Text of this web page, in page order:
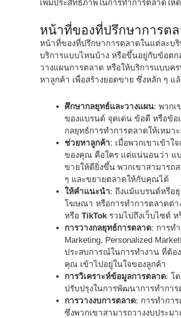
เพิ่มประสิทธิภาพในการทำการตลาดให้
หน้าที่ของที่ปรึกษาการตล
หน้าที่ของที่ปรึกษาการตลาดในแต่ละบ
บริการแบบไหนบ้าง หรือขึ้นอยู่กับข้อตก
วางแผนการตลาด หรือให้บริการแบบค
หาลูกค้า เพื่อสร้างยอดขาย ซึ่งหลัก ๆ
ศึกษากลยุทธ์และวางแผน: พวก
ของแบรนด์ จุดเด่น ข้อดี หรือข้อ
กลยุทธ์การทำการตลาดให้เหม
ช่วยหาลูกค้า: เมื่อพวกเขาเข้า
ของคุณ คือใคร แต่แน่นอนว่า แบ
ขายให้ดียิ่งขึ้น พวกเขาสามารถ
ๆ และขยายตลาดให้กับคุณได้
ให้คำแนะนำ: ถึงแม้แบรนด์หรือ
โฆษณา หรือการทำการตลาดต่า
หรือ TikTok รวมไปถึงเว็บไซต์
การวางกลยุทธ์การตลาด: การท
Marketing, Personalized
ประสบการณ์ในการทำงาน ที่ต้อ
คุณ เข้าไปอยู่ในใจของลูกค้า
การวิเคราะห์ข้อมูลการตลาด: โ
ปรับปรุงในการพัฒนาการทำกา
การวางงบการตลาด: การทำกา
ซึ่งพวกเขาสามารถวางงบประ